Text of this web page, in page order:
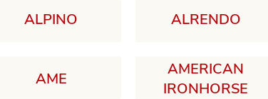
ALPINO ALRENDO
AME
AMERICAN
IRONHORSE